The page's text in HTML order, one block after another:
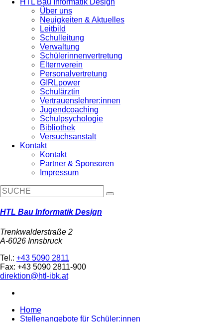
HTL Bau Informatik Design
Über uns
Neuigkeiten & Aktuelles
Leitbild
Schulleitung
Verwaltung
Schülerinnenvertretung
Elternverein
Personalvertretung
G!RLpower
Schulärztin
Vertrauenslehrer:innen
Jugendcoaching
Schulpsychologie
Bibliothek
Versuchsanstalt
Kontakt
Kontakt
Partner & Sponsoren
Impressum
HTL Bau Informatik Design
Trenkwalderstraße 2
A-6026 Innsbruck
Tel.: +43 5090 2811
Fax: +43 5090 2811-900
direktion@htl-ibk.at
Home
Stellenangebote für Schüler:innen